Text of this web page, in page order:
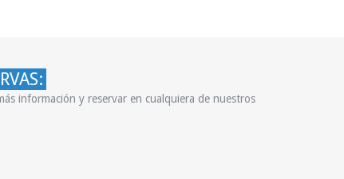
información y reservar en cualquiera de nuestros